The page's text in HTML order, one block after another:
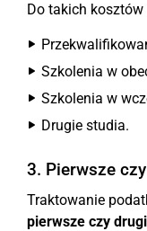
Do takich kosztów
Szkolenia w
Szkolenia w
Drugie studia.
3. Pierwsze
Traktowanie
pierwsze czy